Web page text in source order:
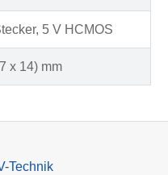
5 V HCMOS
x 14) mm
Technik